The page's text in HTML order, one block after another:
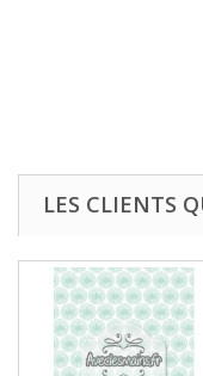
LES CLIENTS